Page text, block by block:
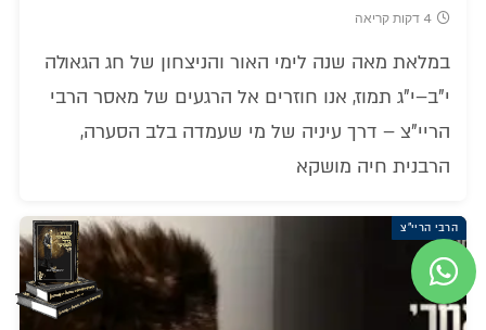
4 דקות קריאה
במלאת מאה שנה לימי האור והניצחון של חג הגאולה
י"ב–י"ג תמוז, אנו חוזרים אל הרגעים של מאסר הרבי
הריי"צ – דרך עיניה של מי שעמדה בלב הסערה,
הרבנית חיה מושקא
הרבי הריי"צ